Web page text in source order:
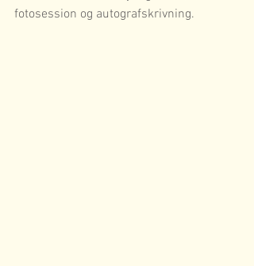
fotosession og autografskrivning.